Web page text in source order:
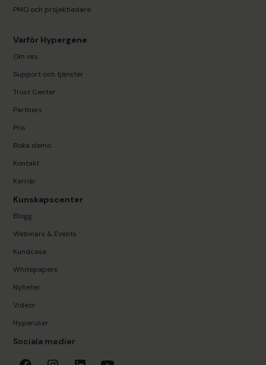
PMO och projektledare
Varför Hypergene
Om oss
Support och tjänster
Trust Center
Partners
Pris
Boka demo
Kontakt
Karriär
Kunskapscenter
Blogg
Webinars & Events
Kundcase
Whitepapers
Nyheter
Videor
Hyperuser
Sociala medier